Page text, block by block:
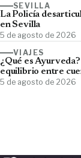
SEVILLA
La Policía
en Sevilla
5 de agosto de 2026
VIAJES
¿Qué es
equilibrio entre
5 de agosto de 2026